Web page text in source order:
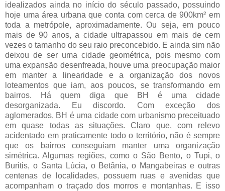
idealizados ainda no início do século passado, possuindo
hoje uma área urbana que conta com cerca de 900km² em
toda a metrópole, aproximadamente. Ou seja, em pouco
mais de 90 anos, a cidade ultrapassou em mais de cem
vezes o tamanho do seu raio preconcebido. E ainda sim não
deixou de ser uma cidade geométrica, pois mesmo com
uma expansão desenfreada, houve uma preocupação maior
em manter a linearidade e a organização dos novos
loteamentos que iam, aos poucos, se transformando em
bairros. Há quem diga que BH é uma cidade
desorganizada. Eu discordo. Com exceção dos
aglomerados, BH é uma cidade com urbanismo preceituado
em quase todas as situações. Claro que, com relevo
acidentado em praticamente todo o território, não é sempre
que os bairros conseguiam manter uma organização
simétrica. Algumas regiões, como o São Bento, o Tupi, o
Buritis, o Santa Lúcia, o Betânia, o Mangabeiras e outras
centenas de localidades, possuem ruas e avenidas que
acompanham o traçado dos morros e montanhas. E isso